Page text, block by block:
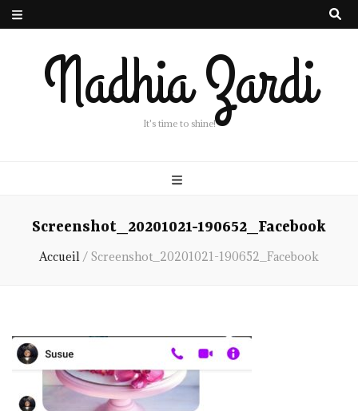
Nadhia Zardi
It's time to shine!
Screenshot_20201021-190652_Facebook
Accueil / Screenshot_20201021-190652_Facebook